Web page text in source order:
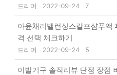
드리머 2022-09-24 7
아윤채리밸런싱스칼프샴푸액
격 선택 체크하기
드리머 2022-09-24 5
이발기구 솔직리뷰 단점 장점